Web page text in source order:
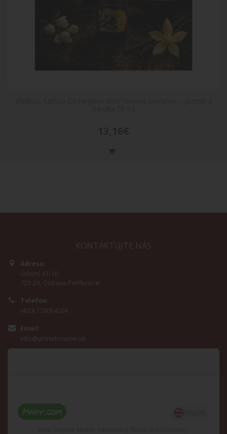
KONTAKTUJTE NÁS
Adresa:
Údolní 41/10
725 29, Ostrava-Petřkovice
Telefon:
(420) 773064204
Email:
info@pretetovanie.sk